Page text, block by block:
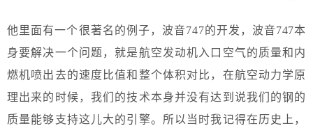
他里面有一个很著名的例子，波音747的开发，波音747本
身要解决一个问题，就是航空发动机入口空气的质量和内
燃机喷出去的速度比值和整个体积对比，在航空动力学原
理出来的时候，我们的技术本身并没有达到说我们的钢的
质量能够支持这儿大的引擎。所以当时我记得在历史上，